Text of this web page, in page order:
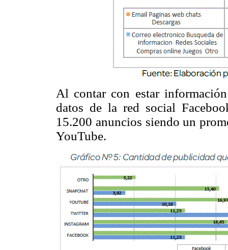
Al contar con estar
datos de la red social
15.200 anuncios siendo un
YouTube.